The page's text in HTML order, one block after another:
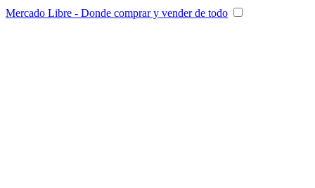
Mercado Libre - Donde comprar y vender de todo